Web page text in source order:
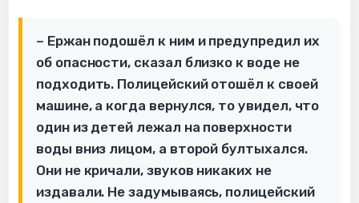
– Ержан подошёл к ним и предупредил их
об опасности, сказал близко к воде не
подходить. Полицейский отошёл к своей
машине, а когда вернулся, то увидел, что
один из детей лежал на поверхности
воды вниз лицом, а второй бултыхался.
Они не кричали, звуков никаких не
издавали. Не задумываясь, полицейский